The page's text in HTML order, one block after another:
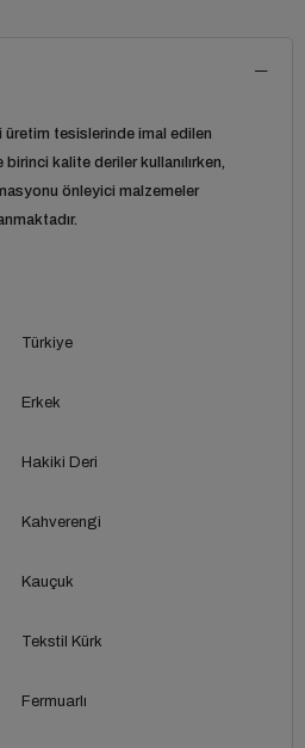
üretim tesislerinde imal edilen
kalite deriler kullanılırken,
önleyici malzemeler
Türkiye
Erkek
Hakiki Deri
Kahverengi
Kauçuk
Tekstil Kürk
Fermuarlı